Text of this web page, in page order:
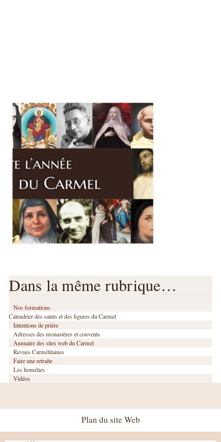
Dans la même rubrique…
Nos formations
Calendrier des saints et des figures du Carmel
Intentions de prière
Adresses des monastères et couvents
Annuaire des sites web du Carmel
Revues Carmélitaines
Faire une retraite
Les homélies
Vidéos
Plan du site Web